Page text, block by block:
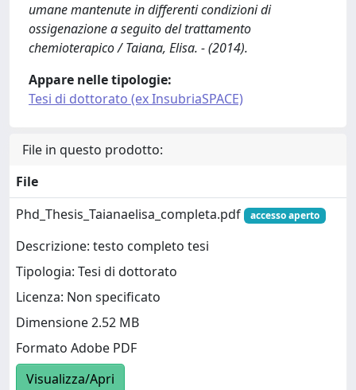
umane mantenute in differenti condizioni di
ossigenazione a seguito del trattamento
chemioterapico / Taiana, Elisa. - (2014).
Appare nelle tipologie:
Tesi di dottorato (ex InsubriaSPACE)
File in questo prodotto:
File
Phd_Thesis_Taianaelisa_completa.pdf
accesso aperto
Descrizione: testo completo tesi
Tipologia: Tesi di dottorato
Licenza: Non specificato
Dimensione 2.52 MB
Formato Adobe PDF
Visualizza/Apri